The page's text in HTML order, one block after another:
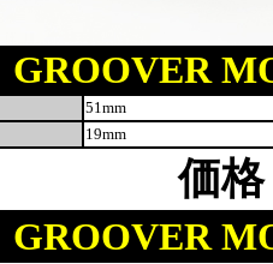
GROOVER
51mm
19mm
価格
GROOVER